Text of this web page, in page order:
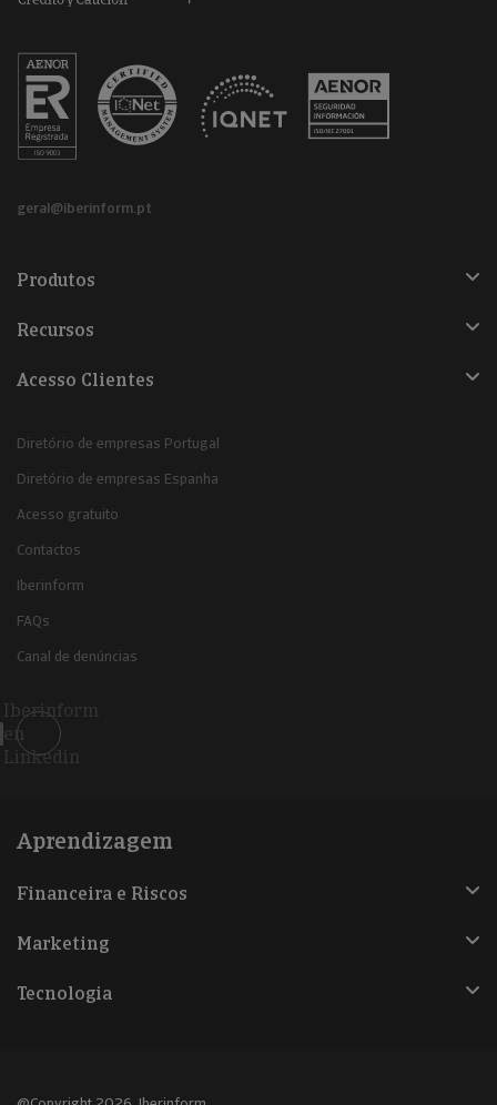
geral@iberinform.pt
Produtos
Recursos
Acesso Clientes
Diretório de empresas Portugal
Diretório de empresas Espanha
Acesso gratuito
Contactos
Iberinform
FAQs
Canal de denúncias
Iberinform
en
Linkedin
Aprendizagem
Financeira e Riscos
Marketing
Tecnologia